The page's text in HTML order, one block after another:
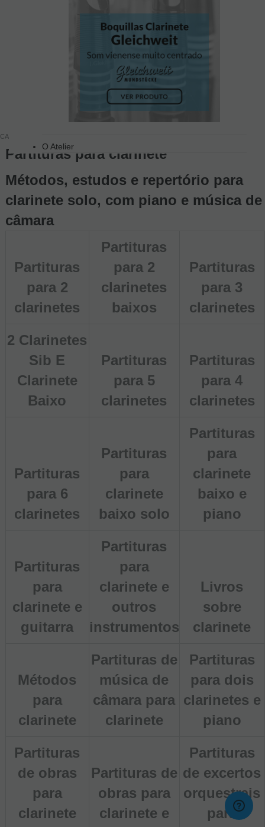
O Atelier
CASA
Partituras para clarinete
Métodos, estudos e repertório para
clarinete solo, com piano e música de
câmara
Partituras
para 2
clarinetes
Partituras
para 2
clarinetes
baixos
Partituras
para 3
clarinetes
2 Clarinetes
Sib E
Clarinete
Baixo
Partituras
para 5
clarinetes
Partituras
para 4
clarinetes
Partituras
para 6
clarinetes
Partituras
para
clarinete
baixo solo
Partituras
para
clarinete
baixo e
piano
Partituras
para
clarinete e
guitarra
Partituras
para
clarinete e
outros
instrumentos
Livros
sobre
clarinete
Métodos
para
clarinete
Partituras de
música de
câmara para
clarinete
Partituras
para dois
clarinetes e
piano
Partituras
de obras
para
clarinete
Partituras de
obras para
clarinete e
Partituras
de excertos
orquestrais
para